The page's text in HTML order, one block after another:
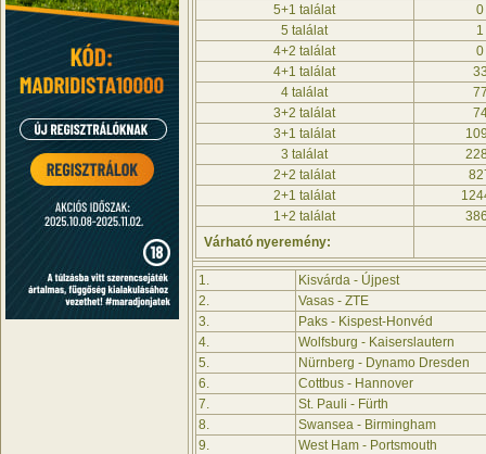
5+1 találat
0
5 találat
1
4+2 találat
0
4+1 találat
4 találat
3+2 találat
3+1 találat
3 találat
2+2 találat
2+1 találat
1+2 találat
Várható nyeremény:
1.
Kisvárda - Újpest
2.
Vasas - ZTE
3.
Paks - Kispest-Honvéd
4.
Wolfsburg - Kaiserslautern
5.
Nürnberg - Dynamo Dresden
6.
Cottbus - Hannover
7.
St. Pauli - Fürth
8.
Swansea - Birmingham
9.
West Ham - Portsmouth